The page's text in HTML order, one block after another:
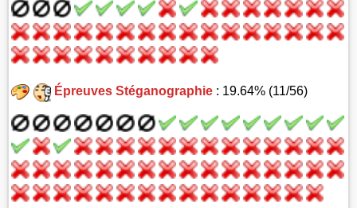
Épreuves Stéganographie: 19.64% (11/56)